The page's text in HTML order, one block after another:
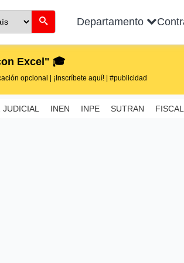
Departamento
Excel" 🎓
opcional | ¡Inscríbete aquí! | #publicidad
JUDICIAL INEN INPE SUTRAN